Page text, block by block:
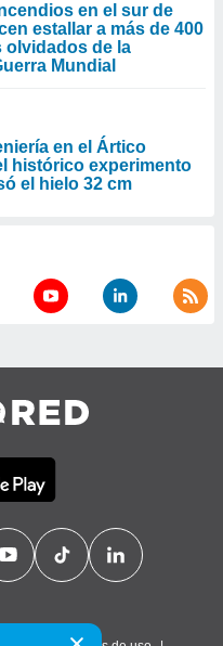
en el sur de
estallar a más de 400
olvidados de la
Mundial
en el Ártico
histórico experimento
el hielo 32 cm